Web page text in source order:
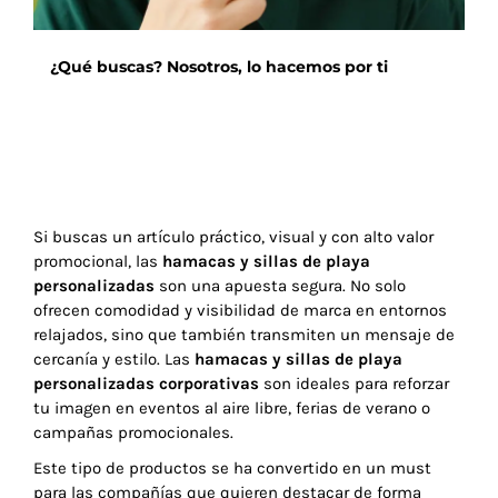
¿Qué buscas? Nosotros, lo hacemos por ti
Si buscas un artículo práctico, visual y con alto valor
promocional, las hamacas y sillas de playa
personalizadas son una apuesta segura. No solo
ofrecen comodidad y visibilidad de marca en entornos
relajados, sino que también transmiten un mensaje de
cercanía y estilo. Las hamacas y sillas de playa
personalizadas corporativas son ideales para reforzar
tu imagen en eventos al aire libre, ferias de verano o
campañas promocionales.
Este tipo de productos se ha convertido en un must
para las compañías que quieren destacar de forma